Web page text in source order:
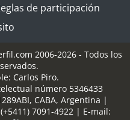
de participación
2006-2026 - Todos los
Carlos Piro.
número 5346433
, CABA, Argentina |
(+5411) 7091-4922| E-mail: